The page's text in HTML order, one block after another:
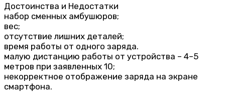
Достоинства и Недостатки
набор сменных амбушюров;
вес;
отсутствие лишних деталей;
время работы от одного заряда.
малую дистанцию работы от устройства – 4–5
метров при заявленных 10;
некорректное отображение заряда на экране
смартфона.